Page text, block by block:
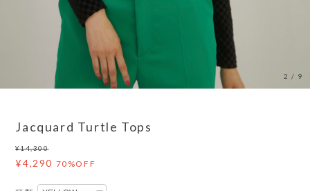
2 / 9
Jacquard Turtle Tops
¥14,300
¥4,290 70%OFF